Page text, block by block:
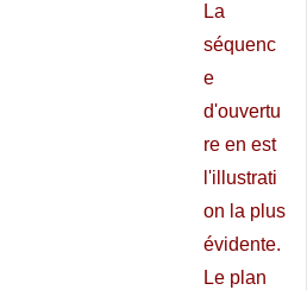
La
séquenc
e
d'ouvertu
re en est
l'illustrati
on la plus
évidente.
Le plan